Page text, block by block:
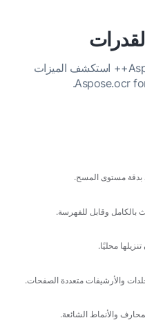
Aspose.OCR for Node.js via C++ استكشف الميزات
بدقة مستوى المسح.
وقابل للفهرسة.
والأرشيفات متعددة الصفحات.
والأنماط الشائعة.